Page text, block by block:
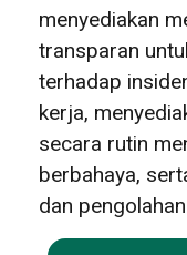
menyediakan
transparan
terhadap
kerja,
secara rutin
berbahaya,
dan